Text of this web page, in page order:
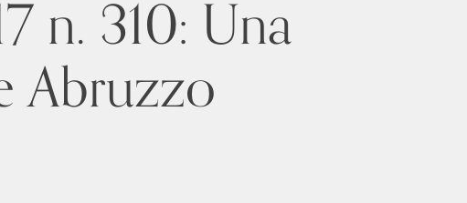
n. 310: Una
Abruzzo